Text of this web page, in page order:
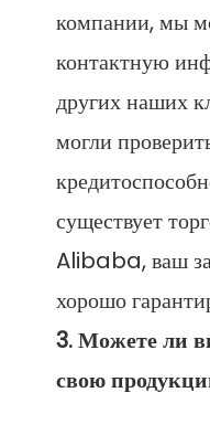
компании, мы
контактную
других наших
могли
существует
Alibaba, ваш
3. Можете ли